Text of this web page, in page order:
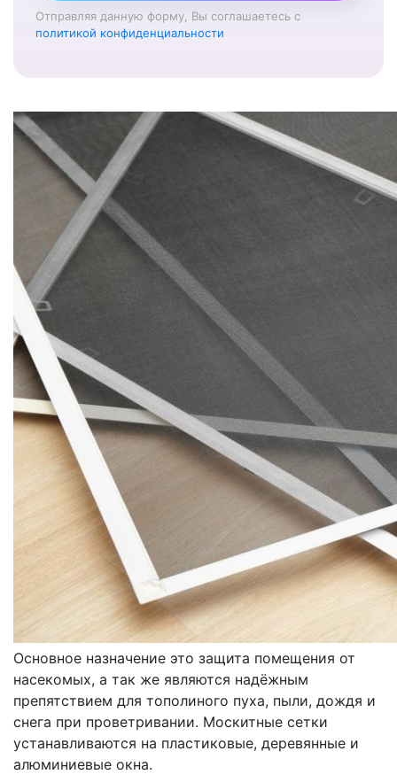
Отправляя данную форму, Вы соглашаетесь с
политикой конфиденциальности
МОСКИТНЫЕ СЕТКИ
ОКОННЫЕ
Основное назначение это защита помещения от
насекомых, а так же являются надёжным
препятствием для тополиного пуха, пыли, дождя и
снега при проветривании. Москитные сетки
устанавливаются на пластиковые, деревянные и
алюминиевые окна.